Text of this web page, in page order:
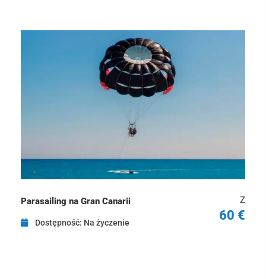
Parasailing na Gran Canarii Z
60 €
Dostępność: Na życzenie